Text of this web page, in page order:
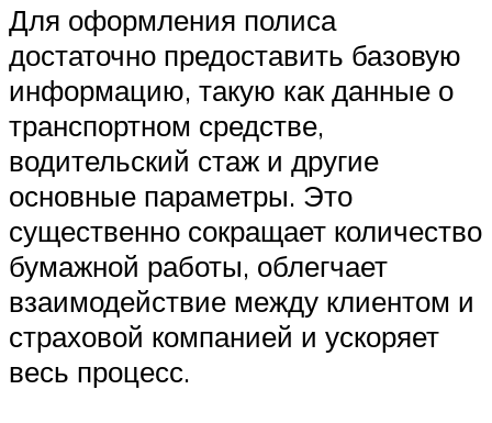
Для оформления полиса
достаточно предоставить базовую
информацию, такую как данные о
транспортном средстве,
водительский стаж и другие
основные параметры. Это
существенно сокращает количество
бумажной работы, облегчает
взаимодействие между клиентом и
страховой компанией и ускоряет
весь процесс.